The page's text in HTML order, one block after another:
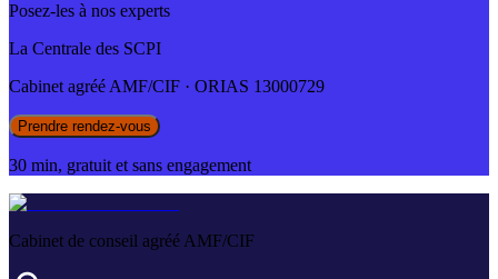
Posez-les à nos experts
La Centrale des SCPI
Cabinet agréé AMF/CIF · ORIAS 13000729
Prendre rendez-vous
30 min, gratuit et sans engagement
Cabinet de conseil agréé AMF/CIF